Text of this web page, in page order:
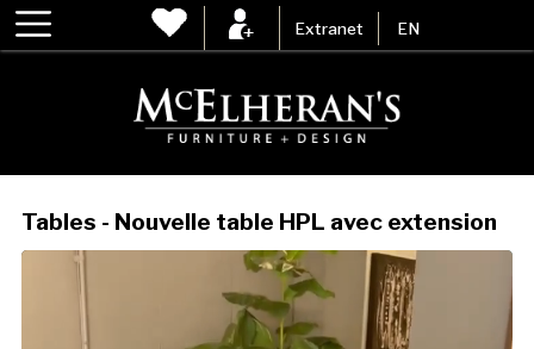
Extranet EN
Tables - Nouvelle table HPL avec extension